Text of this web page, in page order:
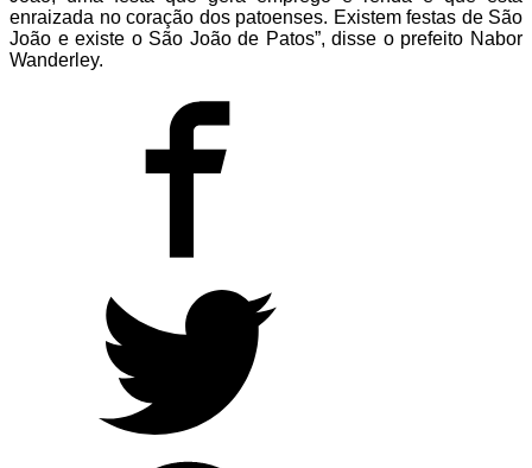
enraizada no coração dos patoenses. Existem festas de São
João e existe o São João de Patos”, disse o prefeito Nabor
Wanderley.